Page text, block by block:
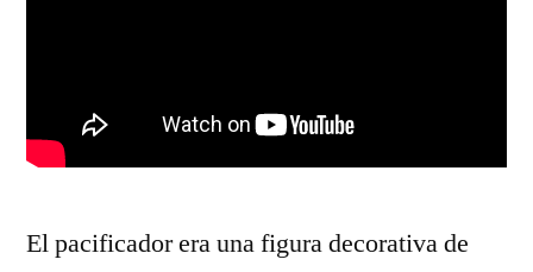
El pacificador era una figura decorativa de